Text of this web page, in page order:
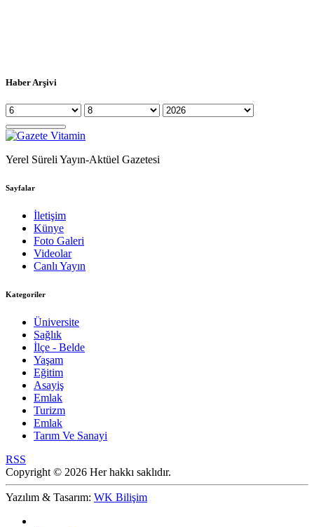
Haber Arşivi
Yerel Süreli Yayın-Aktüel Gazetesi
Sayfalar
İletişim
Künye
Foto Galeri
Videolar
Canlı Yayın
Kategoriler
Üniversite
Sağlık
İlçe - Belde
Yaşam
Eğitim
Asayiş
Emlak
Turizm
Emlak
Tarım Ve Sanayi
RSS
Copyright © 2026 Her hakkı saklıdır.
Yazılım & Tasarım: WK Bilişim